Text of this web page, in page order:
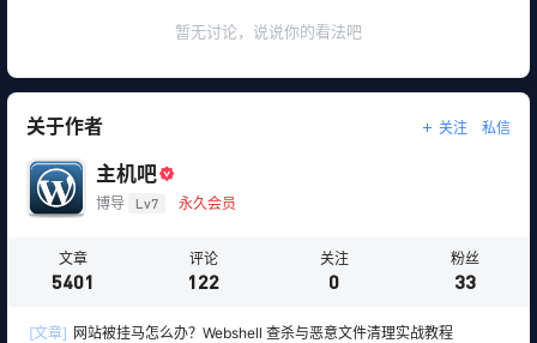
暂无讨论，说说你的看法吧
关于作者 关注 私信
主机吧
博导 Lv7 永久会员
文章
5401
评论
122
关注
0
粉丝
33
[文章] 网站被挂马怎么办？Webshell 查杀与恶意文件清理实战教程